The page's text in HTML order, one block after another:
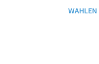
WAHLEN